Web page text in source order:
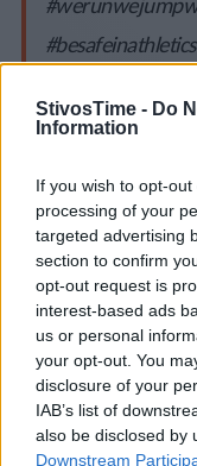
StivosTime - Do
Information
If you wish to opt-
processing of your
targeted advertising
section to confirm
opt-out request is
interest-based ads
us or personal
your opt-out. You
disclosure of your
IAB’s list of
also be disclosed by
Downstream
A+ A- A±
#besafeinathletics
— SEGAS